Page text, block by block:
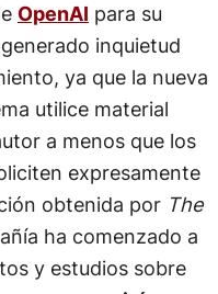
OpenAI para su
inquietud
ya que la nueva
utilice material
a menos que los
expresamente
obtenida por The
ha comenzado a
y estudios sobre